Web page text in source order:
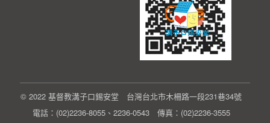
© 2022 基督教溝子口錫安堂 台灣台北市木柵路一段231巷34號
電話：(02)2236-8055、2236-0543 傳真：(02)2236-3555